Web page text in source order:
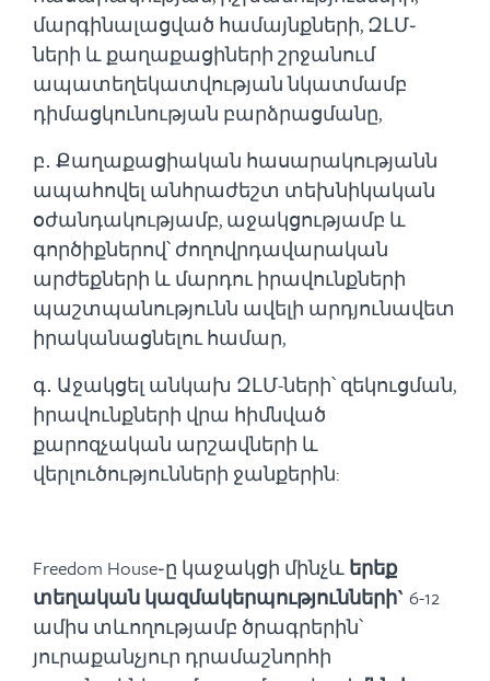
մարգինալացված համայնքների, ԶԼՄ֊
ների և քաղաքացիների շրջանում
ապատեղեկատվության նկատմամբ
դիմացկունության բարձրացմանը,
բ․ Քաղաքացիական հասարակությանն
ապահովել անհրաժեշտ տեխնիկական
օժանդակությամբ, աջակցությամբ և
գործիքներով՝ ժողովրդավարական
արժեքների և մարդու իրավունքների
պաշտպանությունն ավելի արդյունավետ
իրականացնելու համար,
գ․ Աջակցել անկախ ԶԼՄ-ների՝ զեկուցման,
իրավունքների վրա հիմնված
քարոզչական արշավների և
վերլուծությունների ջանքերին:
Freedom House֊ը կաջակցի մինչև երեք
տեղական կազմակերպությունների` 6-12
ամիս տևողությամբ ծրագրերին՝
յուրաքանչյուր դրամաշնորհի